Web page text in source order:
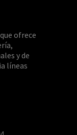
ofrece
y de
líneas